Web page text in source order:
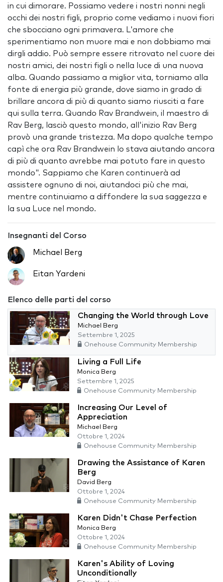
in cui dimorare. Possiamo vedere i nostri nonni negli
occhi dei nostri figli, proprio come vediamo i nuovi fiori
che sbocciano ogni primavera. L'amore che
sperimentiamo non muore mai e non dobbiamo mai
dirgli addio. Può sempre essere ritrovato nel cuore dei
nostri amici, dei nostri figli o nella luce di una nuova
alba. Quando passiamo a miglior vita, torniamo alla
fonte di energia più grande, dove siamo in grado di
brillare ancora di più di quanto siamo riusciti a fare
qui sulla terra. Quando Rav Brandwein, il maestro di
Rav Berg, lasciò questo mondo, all'inizio Rav Berg
provò una grande tristezza. Ma dopo qualche tempo
capì che ora Rav Brandwein lo stava aiutando ancora
di più di quanto avrebbe mai potuto fare in questo
mondo". Sappiamo che Karen continuerà ad
assistere ognuno di noi, aiutandoci più che mai,
mentre continuiamo a diffondere la sua saggezza e
la sua Luce nel mondo.
Insegnanti del Corso
Michael Berg
Eitan Yardeni
Elenco delle parti del corso
Changing the World through Love
Michael Berg
Settembre 1, 2025
Onehouse Community Membership
Living a Full Life
Monica Berg
Settembre 1, 2025
Onehouse Community Membership
Increasing Our Level of
Appreciation
Michael Berg
Ottobre 1, 2024
Onehouse Community Membership
Drawing the Assistance of Karen
Berg
David Berg
Ottobre 1, 2024
Onehouse Community Membership
Karen Didn't Chase Perfection
Monica Berg
Ottobre 1, 2024
Onehouse Community Membership
Karen's Ability of Loving
Unconditionally